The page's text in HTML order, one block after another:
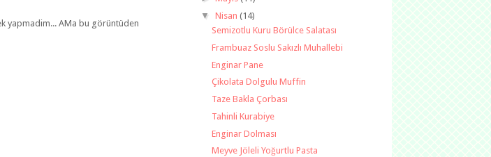
yapmadim... AMa bu görüntüden
▼ Nisan (14)
Semizotlu Kuru Börülce Salatası
Frambuaz Soslu Sakızlı Muhallebi
Enginar Pane
Çikolata Dolgulu Muffin
Taze Bakla Çorbası
Tahinli Kurabiye
Enginar Dolması
Meyve Jöleli Yoğurtlu Pasta